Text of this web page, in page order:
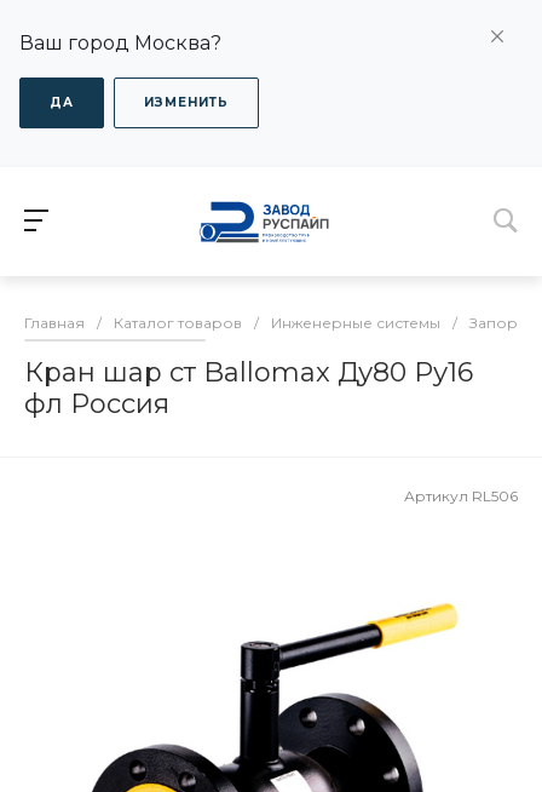
Ваш город Москва?
ДА ИЗМЕНИТЬ
Главная / Каталог товаров / Инженерные системы /
Кран шар ст Ballomax Ду80 Ру16
фл Россия
Артикул RL506